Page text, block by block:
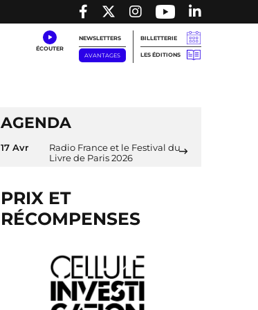
NEWSLETTERS
AVANTAGES
BILLETTERIE
LES ÉDITIONS
AGENDA
17 Avr
Radio France et le Festival du
Livre de Paris 2026
PRIX ET
RÉCOMPENSES